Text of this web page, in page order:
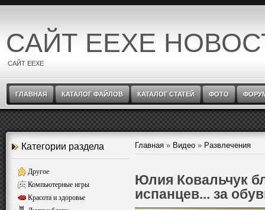
САЙТ EEXE
САЙТ EEXE
ГЛАВНАЯ КАТАЛОГ ФАЙЛОВ КАТАЛОГ СТАТЕЙ ФОТО
Категории раздела
Другое
Компьютерные игры
Красота и здоровье
Главная » Видео » Развлечения
Юлия Ковальчук
испанцев... за